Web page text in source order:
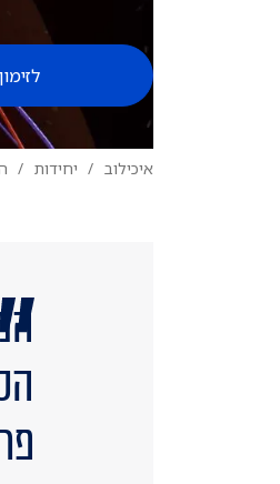
איכילוב יחידות